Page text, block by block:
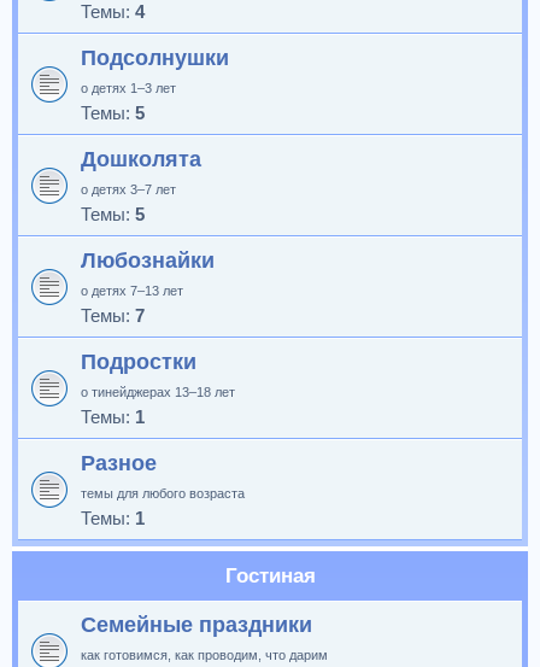
Темы: 4
Подсолнушки
о детях 1–3 лет
Темы: 5
Дошколята
о детях 3–7 лет
Темы: 5
Любознайки
о детях 7–13 лет
Темы: 7
Подростки
о тинейджерах 13–18 лет
Темы: 1
Разное
темы для любого возраста
Темы: 1
Гостиная
Семейные праздники
как готовимся, как проводим, что дарим